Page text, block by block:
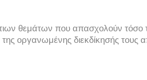
θεμάτων που απασχολούν τόσο
οργανωμένης διεκδίκησής τους